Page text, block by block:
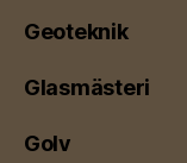
Geoteknik
Glasmästeri
Golv